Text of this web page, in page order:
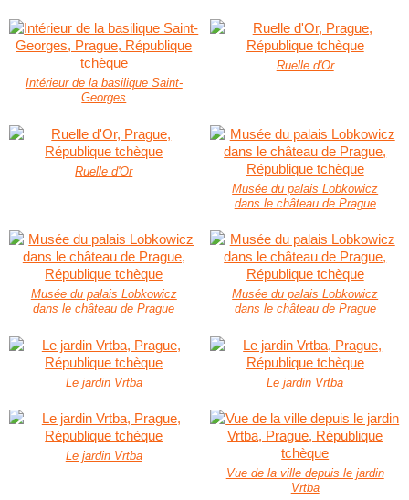
Intérieur de la basilique Saint-
Georges
Ruelle d'Or
Ruelle d'Or
Musée du palais Lobkowicz
dans le château de Prague
Musée du palais Lobkowicz
dans le château de Prague
Musée du palais Lobkowicz
dans le château de Prague
Le jardin Vrtba Le jardin Vrtba
Le jardin Vrtba
Vue de la ville depuis le jardin
Vrtba